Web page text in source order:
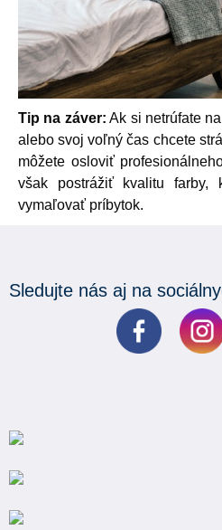
Tip na záver: Ak si netrúfate
alebo svoj voľný čas chcete
môžete osloviť
však postrážiť kvalitu farby,
vymaľovať príbytok.
Sledujte nás aj na